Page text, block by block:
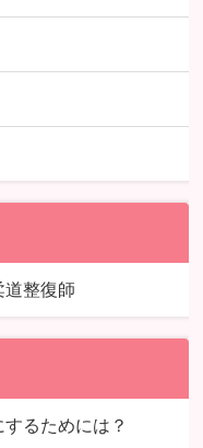
整復師
るためには？